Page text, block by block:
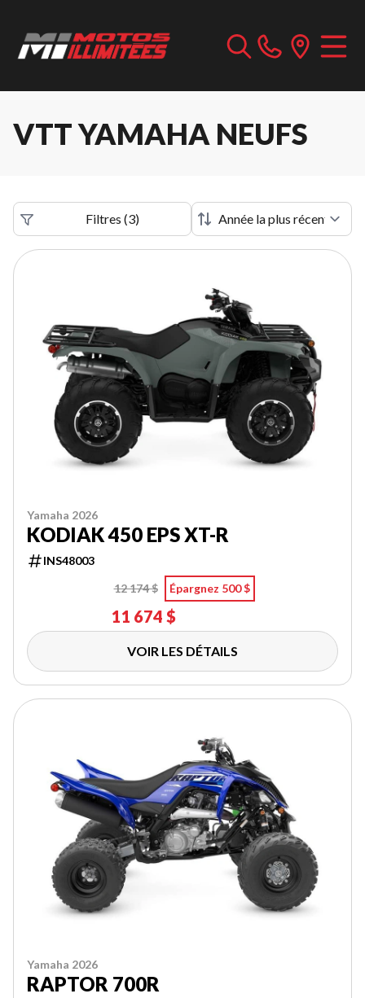
VTT YAMAHA NEUFS
Filtres (3)
Yamaha 2026
KODIAK 450 EPS XT-R
INS48003
12 174 $
Épargnez 500 $
11 674 $
VOIR LES DÉTAILS
Yamaha 2026
RAPTOR 700R